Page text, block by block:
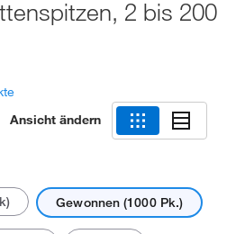
2 bis 200
Ansicht ändern
Gewonnen (1000 Pk.)